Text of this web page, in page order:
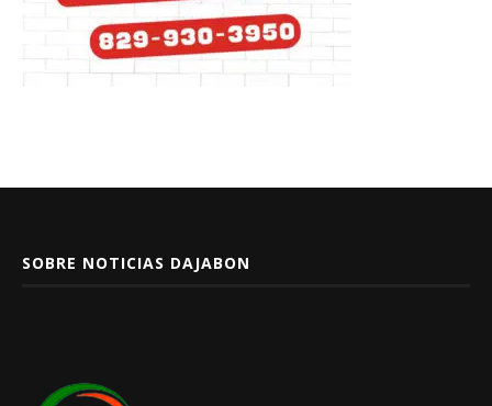
SOBRE NOTICIAS DAJABON